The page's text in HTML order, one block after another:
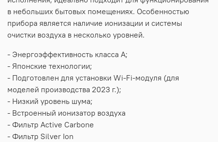
в небольших бытовых помещениях. Особенностью
прибора является наличие ионизации и системы
очистки воздуха в несколько уровней.
- Энергоэффективность класса А;
- Японские технологии;
- Подготовлен для установки Wi-Fi-модуля (для
моделей производства 2023 г.);
- Низкий уровень шума;
- Встроенный ионизатор воздуха
- Фильтр Active Carbone
- Фильтр Silver Ion